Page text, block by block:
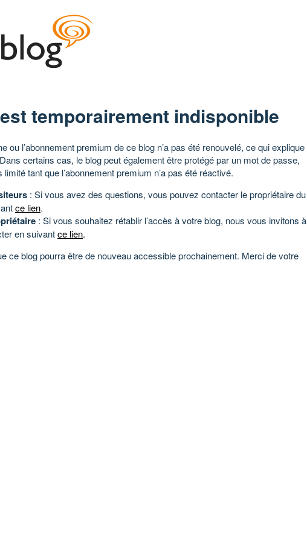
temporairement indisponible
ou l’abonnement premium de ce blog n’a pas été renouvelé, ce qui explique
certains cas, le blog peut également être protégé par un mot de passe,
tant que l’abonnement premium n’a pas été réactivé.
: Si vous avez des questions, vous pouvez contacter le propriétaire du
ce lien.
: Si vous souhaitez rétablir l’accès à votre blog, nous vous invitons à
en suivantce lien.
ce blog pourra être de nouveau accessible prochainement. Merci de votre